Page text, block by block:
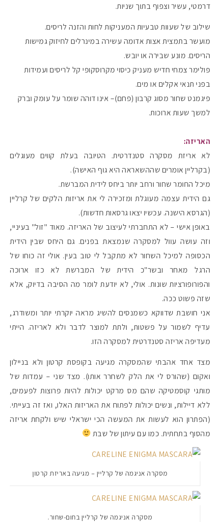
#הסטודיושלקורין
דרמטי, עשיר וצפוף בתוך שניות.
שילוב של שעוות טבעיות המעניקות לחות והזנה לריסים.
מועשר בתמצית אצות אדומה עשירה במינרלים לחיזוק גמישות
הריסים. מונע שבירה או יובש.
פולימר צמחי חדיש מעניק כיסוי מקרוסקופי קל לריסים ועמידות
בפני תנאי אקלים או מים.
פיגמנט שחור מסוג קרבון (פחם)– אינו דוהה שומר על עומק וברק
למשך שעות ארוכות.
האריזה:
לא אריזת מסקרה סטנדרטית. הטיובה בעלת קווים מעוגלים
(בקרליין אומרים שההשאראה היא גוף האישה).
מיכל החומר שחור ורחב יותר ביחס לידית המברשת.
גם הידית עצמה מעוגלת ומזכירה לי את אריזות הלקים של קרליין
(הגרסא הישנה. עכשיו יצאו גרסאות חדשות).
באופן אישי – לא התחברתי לעיצוב של האריזה. מאוד "זול" בעיניי,
וזה עושה עוול למסקרה שנמצאת בפנים. גם היחס שבין הידית
הכסופה למיכל השחור לא מתקבל לי טוב בעין. אולי זה כוחו של
הרגל מאחר ובשר"כ הידית של המברשת לא כזו ארוכה
והפורופורציות שונות. אולי, לא יודעת לומר מה הסיבה בדיוק, אלא
שזה פשוט ככה.
אני חושבת שדווקא כשמנסים להשיג מראה יוקרתי יותר ומשודרג,
עדיף לשמור על פשטות, ולתת למוצר לדבר ולא לאריזה. הייתי
מעדיפה אריזה סטנדרטית למסקרה הזו.
מצד אחד אהבתי שהמסקרה מגיעה בקופסת קרטון ולא בניילון
ואקום (שהורס לי את הלק לשחרר אותו). מצד שני – עמדות של
מותגי קוסמטיקה שהם מס מרקט יכולות להיות פרוצות לפעמים,
ללא דיילות, ונשים יכולות לפתוח את האריזות האלו, ואז זה בעייתי.
(הפתרון הוא לעשות את המעשה הכי ישראלי שיש ולקחת אריזה
מהסוף בתחתית. כמו עם עיתון של שבת
מסקרה אניגמה של קרליין – מגיעה באריזת קרטון
מסקרה אניגמה של קרליין בחום-שחור.